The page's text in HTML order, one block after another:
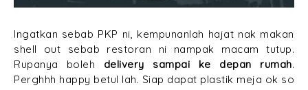
Ingatkan sebab PKP ni, kempunanlah hajat nak makan
shell out sebab restoran ni nampak macam tutup.
Rupanya boleh delivery sampai ke depan rumah.
Perghhh happy betul lah. Siap dapat plastik meja ok so